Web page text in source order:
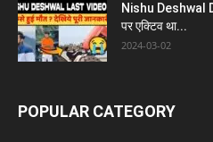
Nishu Deshwal
पर एक्टिव था...
2024-03-02
POPULAR CATEGORY